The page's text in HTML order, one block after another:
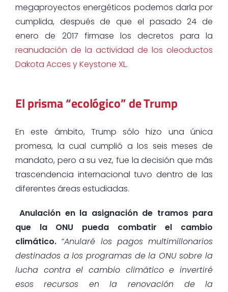
megaproyectos energéticos podemos darla por
cumplida, después de que el pasado 24 de
enero de 2017 firmase los decretos para la
reanudación de la actividad de los oleoductos
Dakota Acces y Keystone XL.
El prisma “ecológico” de Trump
En este ámbito, Trump sólo hizo una única
promesa, la cual cumplió a los seis meses de
mandato, pero a su vez, fue la decisión que más
trascendencia internacional tuvo dentro de las
diferentes áreas estudiadas.
Anulación en la asignación de tramos para
que la ONU pueda combatir el cambio
climático. “Anularé los pagos multimillonarios
destinados a los programas de la ONU sobre la
lucha contra el cambio climático e invertiré
esos recursos en la renovación de la